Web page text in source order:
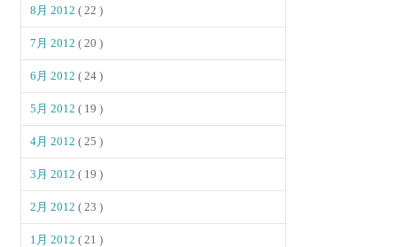
8月 2012( 22 )
7月 2012( 20 )
6月 2012( 24 )
5月 2012( 19 )
4月 2012( 25 )
3月 2012( 19 )
2月 2012( 23 )
1月 2012( 21 )